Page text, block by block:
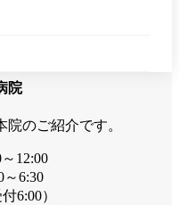
院
のご紹介です。
12:00
6:30
）